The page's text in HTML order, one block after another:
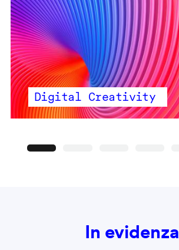
Digital Creativity
In evidenza